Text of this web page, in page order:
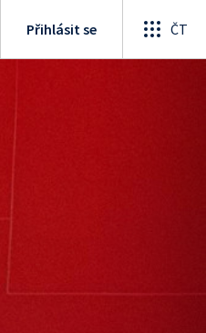
Přihlásit se ČT